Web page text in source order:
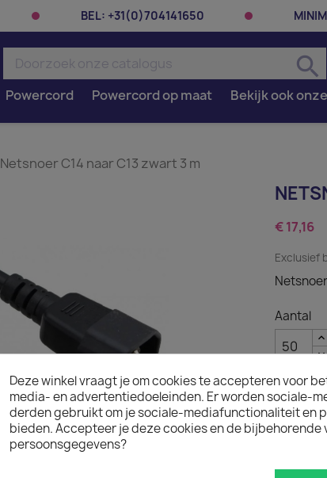
BEL: +31(0)704141650
search
Powercord Powercord op maat Bekijk ook
Netsnoer C14 naar C13 zwart 3 m
€ 17,16
Exclusief
Aantal
Op
Deze winkel vraagt je om cookies te accepteren voor
media- en advertentiedoeleinden. Er worden sociale-
derden gebruikt om je sociale-mediafunctionaliteit en
bieden. Accepteer je deze cookies en de bijbehorende
persoonsgegevens?